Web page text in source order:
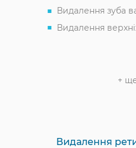
Видалення зуба
Видалення
+
Видалення